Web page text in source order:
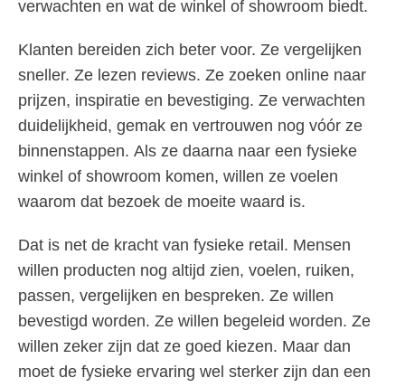
verwachten en wat de winkel of showroom biedt.
Klanten bereiden zich beter voor. Ze vergelijken
sneller. Ze lezen reviews. Ze zoeken online naar
prijzen, inspiratie en bevestiging. Ze verwachten
duidelijkheid, gemak en vertrouwen nog vóór ze
binnenstappen. Als ze daarna naar een fysieke
winkel of showroom komen, willen ze voelen
waarom dat bezoek de moeite waard is.
Dat is net de kracht van fysieke retail. Mensen
willen producten nog altijd zien, voelen, ruiken,
passen, vergelijken en bespreken. Ze willen
bevestigd worden. Ze willen begeleid worden. Ze
willen zeker zijn dat ze goed kiezen. Maar dan
moet de fysieke ervaring wel sterker zijn dan een